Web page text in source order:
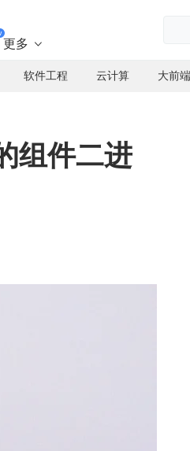
更多 
软件工程 云计算 大前端
组件二进